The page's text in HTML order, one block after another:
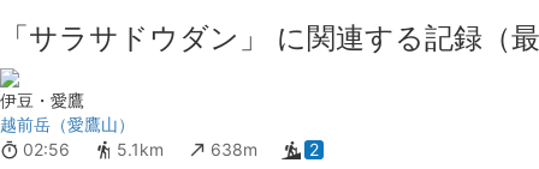
「サラサドウダン」 に関連する記録（
伊豆・愛鷹
越前岳（愛鷹山）
02:56 5.1km 638m 2